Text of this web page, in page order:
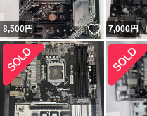
8,500円 いいね！
7,000円